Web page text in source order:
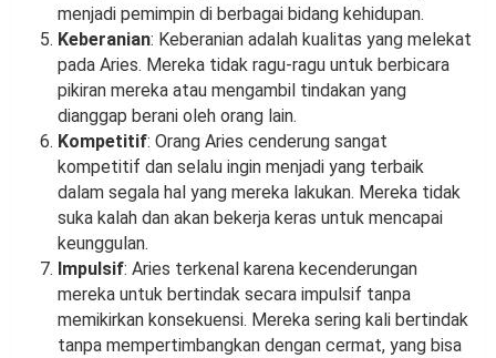
menjadi pemimpin di berbagai bidang kehidupan.
Keberanian: Keberanian adalah kualitas yang melekat
pada Aries. Mereka tidak ragu-ragu untuk berbicara
pikiran mereka atau mengambil tindakan yang
dianggap berani oleh orang lain.
Kompetitif: Orang Aries cenderung sangat
kompetitif dan selalu ingin menjadi yang terbaik
dalam segala hal yang mereka lakukan. Mereka tidak
suka kalah dan akan bekerja keras untuk mencapai
keunggulan.
Impulsif: Aries terkenal karena kecenderungan
mereka untuk bertindak secara impulsif tanpa
memikirkan konsekuensi. Mereka sering kali bertindak
tanpa mempertimbangkan dengan cermat, yang bisa